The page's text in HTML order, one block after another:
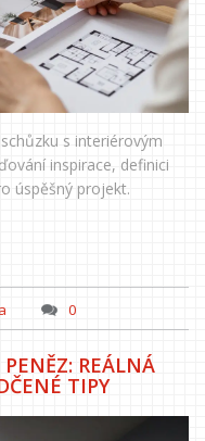
s interiérovým
inspirace, definici
úspěšný projekt.
0
REÁLNÁ
TIPY